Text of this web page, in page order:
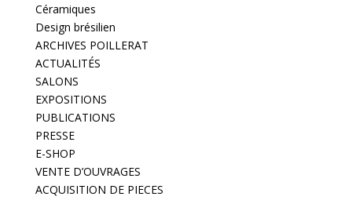
Céramiques
Design brésilien
ARCHIVES POILLERAT
ACTUALITÉS
SALONS
EXPOSITIONS
PUBLICATIONS
PRESSE
E-SHOP
VENTE D’OUVRAGES
ACQUISITION DE PIECES